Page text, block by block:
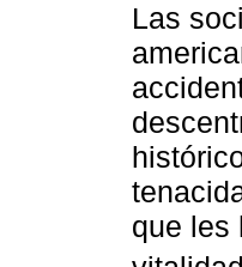
Las
que les